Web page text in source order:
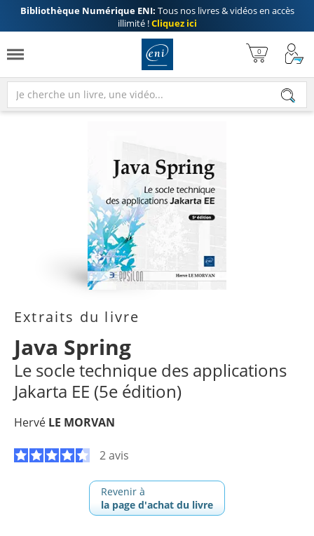
Bibliothèque Numérique ENI: Tous nos livres & vidéos en accès
illimité !Cliquez ici
Extraits du livre
Java Spring
Le socle technique des applications
Jakarta EE (5e édition)
Hervé LE MORVAN
2 avis
Revenir à
la page d'achat du livre